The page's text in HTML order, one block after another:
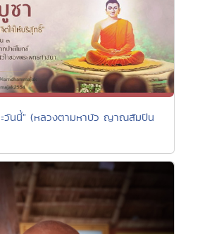
ะวันนี้" (หลวงตามหาบัว ญาณสัมปัน